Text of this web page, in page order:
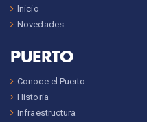
Inicio
Novedades
PUERTO
Conoce el Puerto
Historia
Infraestructura